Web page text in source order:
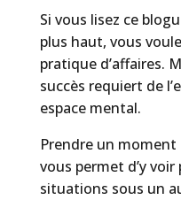
Si vous lisez ce
plus haut, vous
pratique d’affaires.
succès requiert de
espace mental.
Prendre un
vous permet d’y voir
situations sous un